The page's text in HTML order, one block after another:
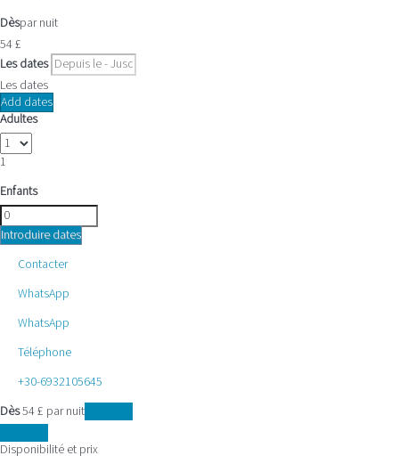
Dèspar nuit
54 £
Les dates
Les dates
Add dates
Adultes
1
Enfants
Introduire dates
Contacter
WhatsApp
WhatsApp
Téléphone
+30-6932105645
Dès54 £ par nuit
Disponibilité et prix